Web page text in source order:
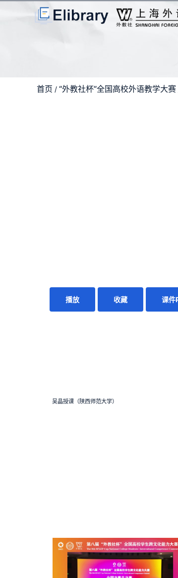
首页 / “外教社杯”全国高校外语教学大赛
播放 收藏 课件
吴晶授课（陕西师范大学）